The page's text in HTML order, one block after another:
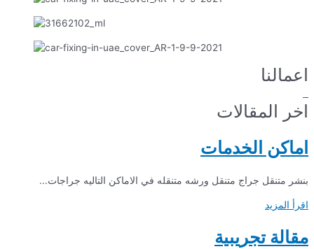
اعمالنا
اخر المقالات
اماكن الخدمات
بنشر متنقل جراج متنقل ورشه متنقله في الاماكن التاليه جراجات...
اقرأ المزيد
مقالة تجريبية